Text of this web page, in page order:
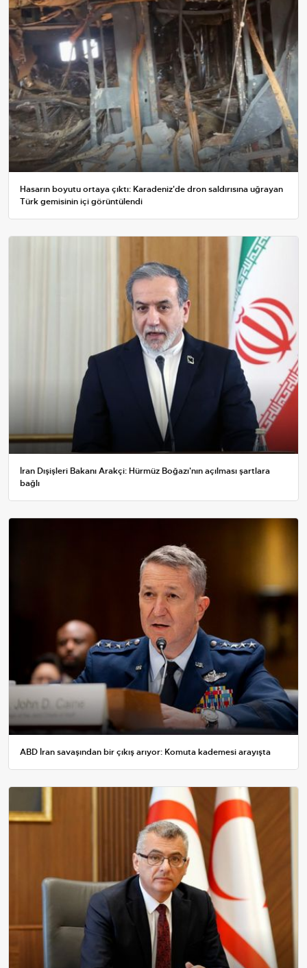
Hasarın boyutu ortaya çıktı: Karadeniz'de dron saldırısına uğrayan
Türk gemisinin içi görüntülendi
İran Dışişleri Bakanı Arakçi: Hürmüz Boğazı'nın açılması şartlara
bağlı
ABD İran savaşından bir çıkış arıyor: Komuta kademesi arayışta